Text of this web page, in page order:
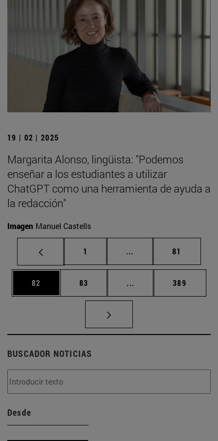
19 | 02 | 2025
Margarita Alonso, lingüista: "Podemos
enseñar a los estudiantes a utilizar
ChatGPT como una herramienta de ayuda a
la redacción"
Imagen Manuel Castells
Página
1 ... Páginas intermedias
Página
81
Página
82 Página
83 ... Páginas intermedias
Página
389
BUSCADOR NOTICIAS
Desde